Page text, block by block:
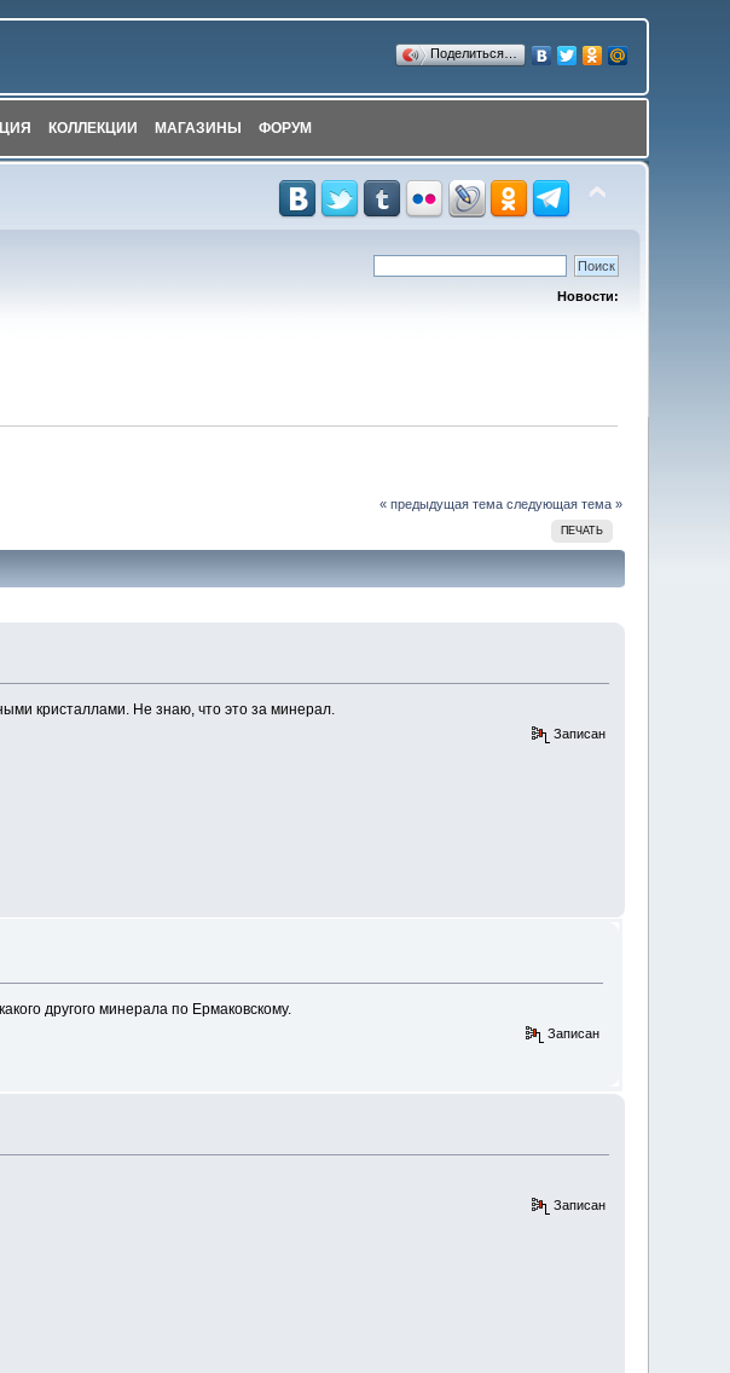
Поделиться…
КОЛЛЕКЦИИ МАГАЗИНЫ ФОРУМ
Новости:
« предыдущая тема следующая тема »
ПЕЧАТЬ
кристаллами. Не знаю, что это за минерал.
Записан
другого минерала по Ермаковскому.
Записан
Записан